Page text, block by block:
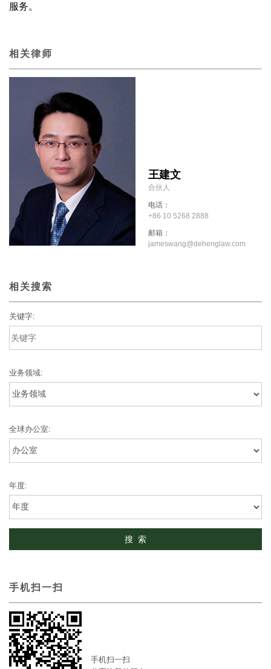
服务。
相关律师
王建文
合伙人
电话：
+86 10 5268 2888
邮箱：
jameswang@dehenglaw.com
相关搜索
关键字:
业务领域:
全球办公室:
年度:
手机扫一扫
手机扫一扫